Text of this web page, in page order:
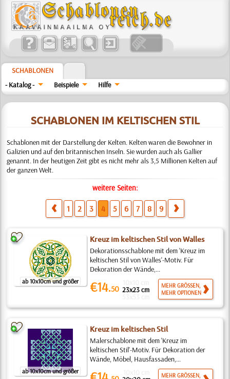
SCHABLONEN
- Katalog -
Beispiele Hilfe
SCHABLONEN IM KELTISCHEN STIL
Schablonen mit der Darstellung der Kelten. Kelten waren die Bewohner in
Galizien und auf den britannischen Inseln. Sie wurden auch als Gallier
genannt. In der heutigen Zeit gibt es nicht mehr als 3,5 Millionen Kelten auf
der ganzen Welt.
weitere Seiten:
1 2 3 4 5 6 7 8 9
ab 10x10cm und größer
Kreuz im keltischen Stil von Walles
Dekorationsschablone mit dem 'Kreuz im
keltischen Stil von Walles'-Motiv. Für
Dekoration der Wände,...
€14.50 23x23 cm
MEHR GRÖSSEN,
MEHR OPTIONEN
ab 10x10cm und größer
Kreuz im keltischen Stil
Malerschablone mit dem 'Kreuz im
keltischen Stil'-Motiv. Für Dekoration der
Wände, Möbel, Hausfassaden,...
MEHR GRÖSSEN,